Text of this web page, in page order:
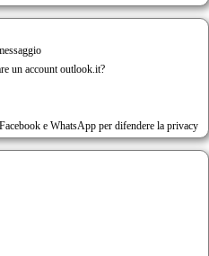
un account outlook.it?
e WhatsApp per difendere la privacy